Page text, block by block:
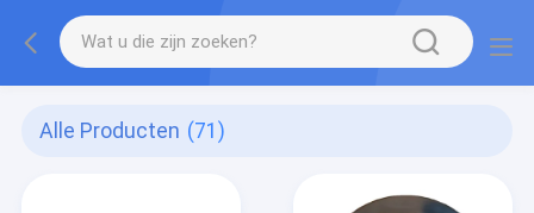
Alle Producten (71)